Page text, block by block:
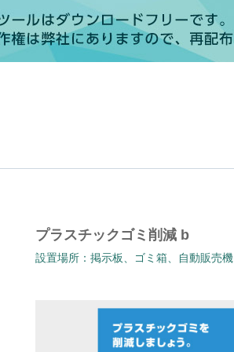
プラスチックゴミ削減 b
設置場所：掲示板、ゴミ箱、自動販売機